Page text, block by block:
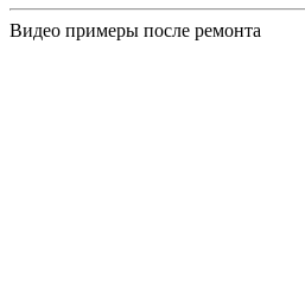
Видео примеры после ремонта